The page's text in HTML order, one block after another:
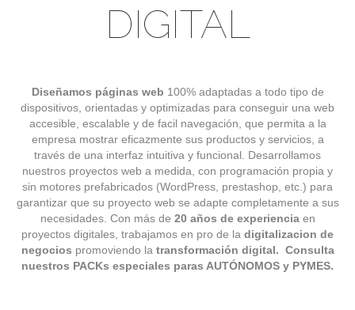
DIGITAL
Diseñamos páginas web 100% adaptadas a todo tipo de
dispositivos, orientadas y optimizadas para conseguir una web
accesible, escalable y de facil navegación, que permita a la
empresa mostrar eficazmente sus productos y servicios, a
través de una interfaz intuitiva y funcional. Desarrollamos
nuestros proyectos web a medida, con programación propia y
sin motores prefabricados (WordPress, prestashop, etc.) para
garantizar que su proyecto web se adapte completamente a sus
necesidades. Con más de 20 años de experienciaen
proyectos digitales, trabajamos en pro de la digitalizacion de
negocios promoviendo la transformación digital. Consulta
nuestros PACKs especiales paras AUTÓNOMOS y PYMES.